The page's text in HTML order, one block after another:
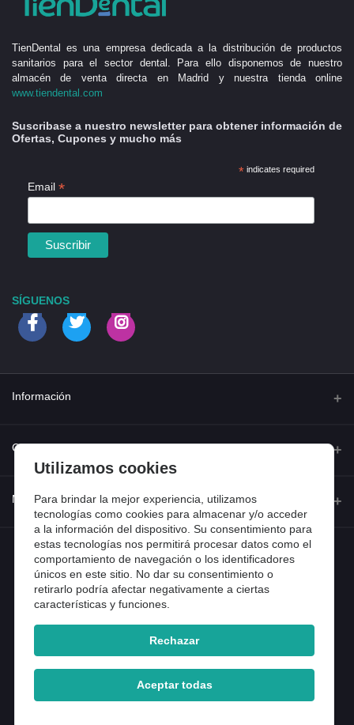
TienDental es una empresa dedicada a la distribución de productos
sanitarios para el sector dental. Para ello disponemos de nuestro
almacén de venta directa en Madrid y nuestra tienda online
www.tiendental.com
Suscribase a nuestro newsletter para obtener información de
Ofertas, Cupones y mucho más
*indicates required
Email *
SÍGUENOS
Información
Quienes somos
Contacta con nosotros
Dónde estamos
Preguntas frecuentes
Entradas de blog
Contacto
Dirección
Calle Ferraz 42, Madrid
Teléfono
918 13 81 81
Email
Mi cuenta
Iniciar sesión
Historial de pedidos
Mi lista de compra
Copyright 2025 © TienDental productos dentales, S.L..
Utilizamos cookies
Para brindar la mejor experiencia, utilizamos
tecnologías como cookies para almacenar y/o acceder
a la información del dispositivo. Su consentimiento para
estas tecnologías nos permitirá procesar datos como el
comportamiento de navegación o los identificadores
únicos en este sitio. No dar su consentimiento o
retirarlo podría afectar negativamente a ciertas
características y funciones.
Rechazar
Aceptar todas